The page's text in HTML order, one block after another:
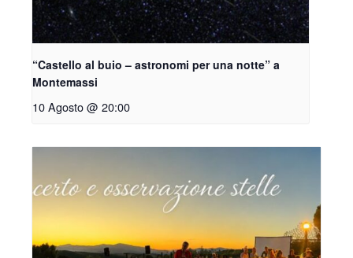
“Castello al buio – astronomi per una notte” a
Montemassi
10 Agosto @ 20:00